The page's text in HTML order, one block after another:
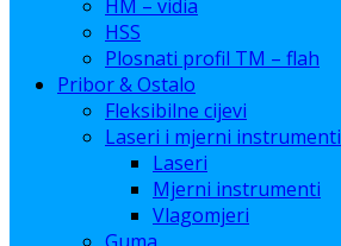
HM – vidia
HSS
Plosnati profil TM – flah
Pribor & Ostalo
Fleksibilne cijevi
Laseri i mjerni instrumenti
Laseri
Mjerni instrumenti
Vlagomjeri